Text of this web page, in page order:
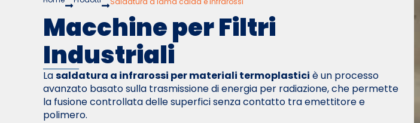
Macchine per Filtri
Industriali
Lasaldatura a infrarossi per materiali termoplastici è un processo
avanzato basato sulla trasmissione di energia per radiazione, che permette
la fusione controllata delle superfici senza contatto tra emettitore e
polimero.